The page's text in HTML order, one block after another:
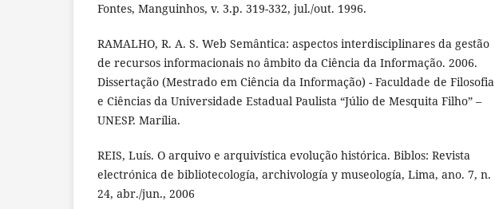
Fontes, Manguinhos, v. 3.p. 319-332, jul./out. 1996.
RAMALHO, R. A. S. Web Semântica: aspectos interdisciplinares da gestão
de recursos informacionais no âmbito da Ciência da Informação. 2006.
Dissertação (Mestrado em Ciência da Informação) - Faculdade de Filosofia
e Ciências da Universidade Estadual Paulista “Júlio de Mesquita Filho” –
UNESP. Marília.
REIS, Luís. O arquivo e arquivística evolução histórica. Biblos: Revista
electrónica de bibliotecología, archivología y museología, Lima, ano. 7, n.
24, abr./jun., 2006